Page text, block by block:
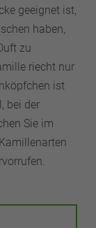
geeignet ist,
haben,
zu
riecht nur
ist
bei der
Sie im